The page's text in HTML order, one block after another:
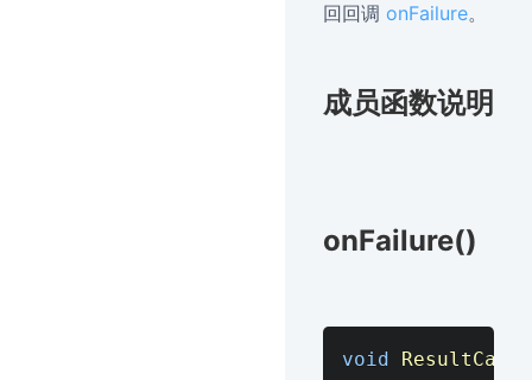
回回调 onFailure。
成员函数说明
onFailure()
void